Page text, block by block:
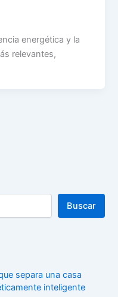
energética y la
relevantes,
Buscar
separa una casa
inteligente